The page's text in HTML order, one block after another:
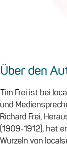
Über den
Tim Frei ist bei
und
Richard Frei,
(1909-1912), hat
Wurzeln von